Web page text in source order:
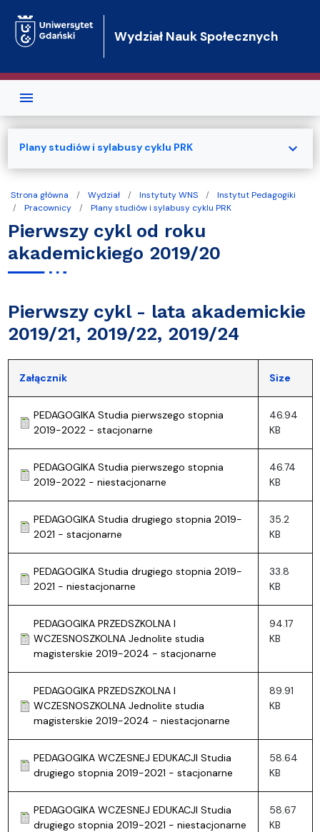
Wydział Nauk Społecznych
Strona główna Wydział Instytuty WNS
Instytut Pedagogiki
Pracownicy
Plany studiów i sylabusy cyklu PRK
Pierwszy cykl od roku
akademickiego 2019/20
Pierwszy cykl - lata akademickie
2019/21, 2019/22, 2019/24
Załącznik Size
PEDAGOGIKA Studia pierwszego stopnia
2019-2022 - stacjonarne
46.94
KB
PEDAGOGIKA Studia pierwszego stopnia
2019-2022 - niestacjonarne
46.74
KB
PEDAGOGIKA Studia drugiego stopnia 2019-
2021 - stacjonarne
35.2
KB
PEDAGOGIKA Studia drugiego stopnia 2019-
2021 - niestacjonarne
33.8
KB
PEDAGOGIKA PRZEDSZKOLNA I
WCZESNOSZKOLNA Jednolite studia
magisterskie 2019-2024 - stacjonarne
94.17
KB
PEDAGOGIKA PRZEDSZKOLNA I
WCZESNOSZKOLNA Jednolite studia
magisterskie 2019-2024 - niestacjonarne
89.91
KB
PEDAGOGIKA WCZESNEJ EDUKACJI Studia
drugiego stopnia 2019-2021 - stacjonarne
58.64
KB
PEDAGOGIKA WCZESNEJ EDUKACJI Studia
drugiego stopnia 2019-2021 - niestacjonarne
58.67
KB
Plany studiów i sylabusy cyklu PRK expand_more